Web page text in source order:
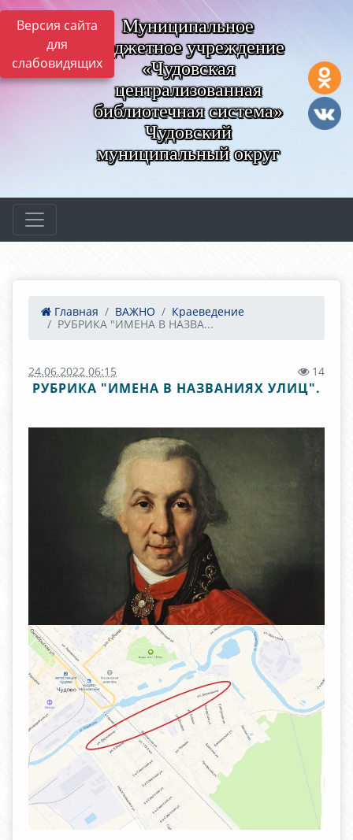
Версия сайта
для
слабовидящих
Муниципальное
бюджетное учреждение
«Чудовская
централизованная
библиотечная система»
Чудовский
муниципальный округ
Главная ВАЖНО
Краеведение
РУБРИКА "ИМЕНА В НАЗВА...
24.06.2022 06:15 14
РУБРИКА "ИМЕНА В НАЗВАНИЯХ УЛИЦ".